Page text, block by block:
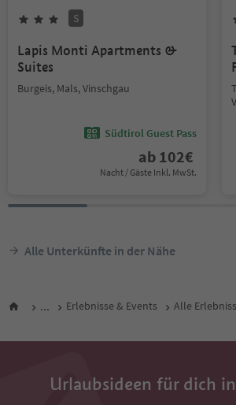
S
Lapis Monti Apartments &
Suites
Burgeis, Mals, Vinschgau
Südtirol Guest Pass
ab 102€
Nacht / Gäste Inkl. MwSt.
Alle Unterkünfte in der Nähe
... Erlebnisse & Events Alle
Urlaubsideen für dich